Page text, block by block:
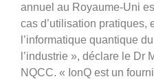
annuel au Royaume-Uni
cas d’utilisation pratiques,
l’informatique quantique
l’industrie », déclare le Dr
NQCC. « IonQ est un